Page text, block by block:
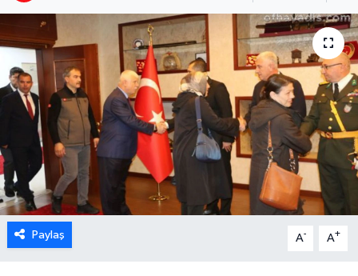
Paylaş A- A+
Haber Arşivi